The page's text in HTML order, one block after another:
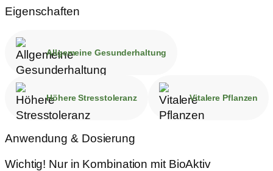
Eigenschaften
Allgemeine Gesunderhaltung
Höhere Stresstoleranz Vitalere Pflanzen
Anwendung & Dosierung
Wichtig! Nur in Kombination mit BioAktiv